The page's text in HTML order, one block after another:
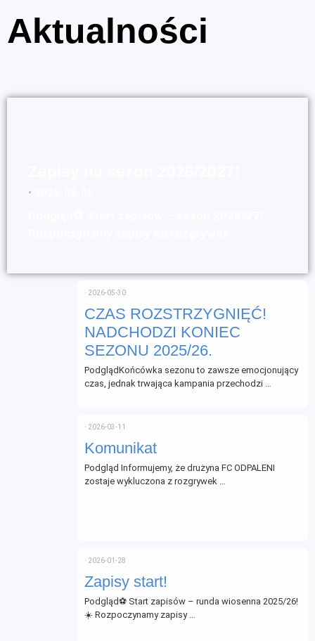
Aktualności
⋅
CZAS ROZSTRZYGNIĘĆ!
NADCHODZI KONIEC
SEZONU 2025/26.
⋅ 2026-05-30
PodglądKońcówka sezonu to zawsze emocjonujący
czas, jednak trwająca kampania przechodzi …
Komunikat
⋅ 2026-03-11
Podgląd Informujemy, że drużyna FC ODPALENI
zostaje wykluczona z rozgrywek …
Zapisy start!
⋅ 2026-01-28
Podgląd⚽ Start zapisów – runda wiosenna 2025/26!
☀️ Rozpoczynamy zapisy …